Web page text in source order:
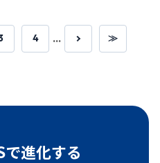
4 ... ≫
進化する